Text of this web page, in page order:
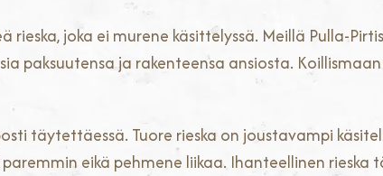
joka ei murene käsittelyssä. Meillä Pulla-
paksuutensa ja rakenteensa ansiosta.
täytettäessä. Tuore rieska on joustavampi
eikä pehmene liikaa. Ihanteellinen